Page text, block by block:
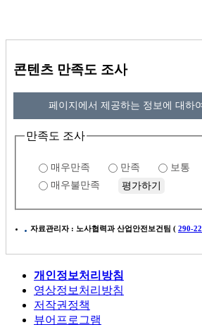
콘텐츠 만족도 조사
페이지에서 제공하는 정보에 대하
만족도 조사
매우만족 만족 보통
매우불만족
자료관리자 : 노사협력과 산업안전보건팀 ( 290-
개인정보처리방침
영상정보처리방침
저작권정책
뷰어프로그램